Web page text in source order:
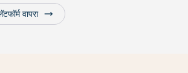
वापरा trending_flat